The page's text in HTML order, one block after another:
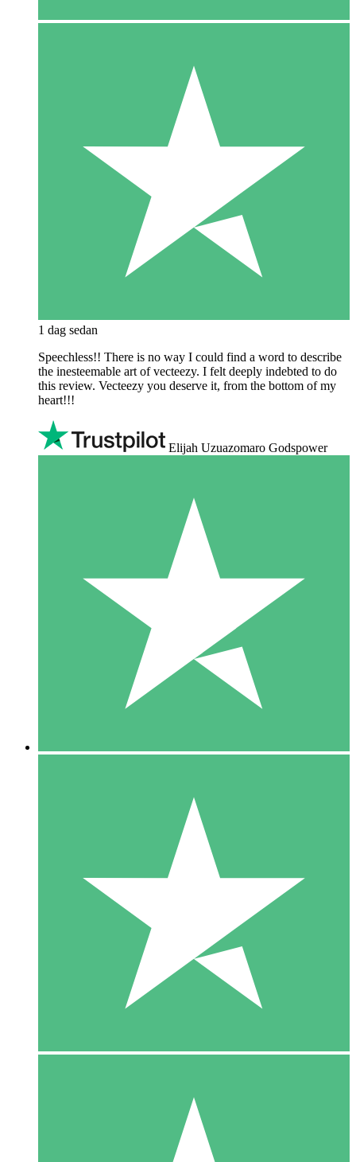
1 dag sedan
Speechless!! There is no way I could find a word to describe
the inesteemable art of vecteezy. I felt deeply indebted to do
this review. Vecteezy you deserve it, from the bottom of my
heart!!!
Elijah Uzuazomaro Godspower